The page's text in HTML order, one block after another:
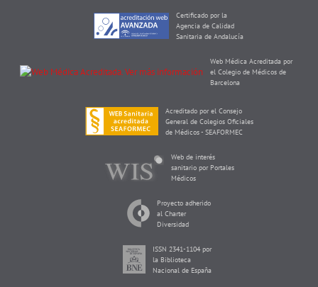
Certificado por la
Agencia de Calidad
Sanitaria de Andalucía
Web Médica Acreditada por
el Colegio de Médicos de
Barcelona
Acreditado por el Consejo
General de Colegios Oficiales
de Médicos - SEAFORMEC
Web de interés
sanitario por Portales
Médicos
Proyecto adherido
al Charter
Diversidad
ISSN 2341-1104 por
la Biblioteca
Nacional de España